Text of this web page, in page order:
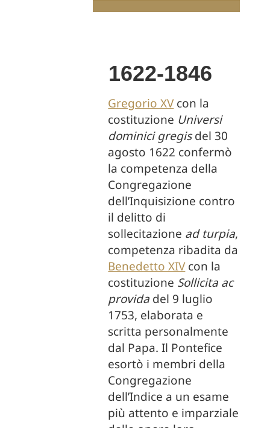
1622-1846
Gregorio XVcon la
costituzione Universi
dominici gregisdel 30
agosto 1622 confermò
la competenza della
Congregazione
dell’Inquisizione contro
il delitto di
sollecitazione ad turpia,
competenza ribadita da
Benedetto XIVcon la
costituzione Sollicita ac
provida del 9 luglio
1753, elaborata e
scritta personalmente
dal Papa. Il Pontefice
esortò i membri della
Congregazione
dell’Indice a un esame
più attento e imparziale